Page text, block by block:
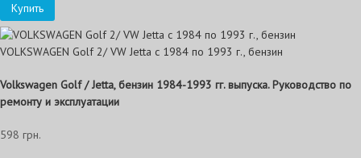
Купить
VOLKSWAGEN Golf 2/ VW Jetta с 1984 по 1993 г., бензин
Volkswagen Golf / Jetta, бензин 1984-1993 гг. выпуска. Руководство по
ремонту и эксплуатации
598 грн.